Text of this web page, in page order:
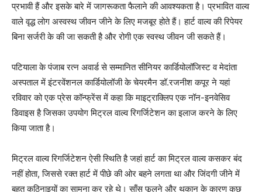
प्रभावी हैं और इसके बारे में जागरूकता फैलाने की आवश्यकता है। प्रभावित वाल्व
वाले वृद्ध लोग अस्वस्थ जीवन जीने के लिए मजबूर होते हैं। हार्ट वाल्व की रिपेयर
बिना सर्जरी के की जा सकती है और रोगी एक स्वस्थ जीवन जी सकते हैं।
पटियाला के पंजाब रत्न अवार्ड से सम्मानित सीनियर कार्डियोलॉजिस्ट व मेदांता
अस्पताल में इंटरवेंशनल कार्डियोलॉजी के चेयरमैन डॉ.रजनीश कपूर ने यहां
रविवार को एक प्रेस कॉन्फ्रेंस में कहा कि माइट्राक्लिप एक नॉन-इनवेसिव
डिवाइस है जिसका उपयोग मिट्रल वाल्व रिगर्जिटेशन का इलाज करने के लिए
किया जाता है।
मिट्रल वाल्व रिगर्जिटेशन ऐसी स्थिति है जहां हार्ट का मिट्रल वाल्व कसकर बंद
नहीं होता, जिससे रक्त हार्ट में पीछे की ओर बहने लगता था और जिंदगी जीने में
बहुत कठिनाइयों का सामना कर रहे थे। साँस फूलने और थकान के कारण कुछ